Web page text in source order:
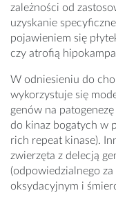
zależności od
uzyskanie
pojawieniem się
czy atrofią
W odniesieniu do
wykorzystuje się
genów na
do kinaz bogatych w
rich repeat kinase).
zwierzęta z delecją
(odpowiedzialnego
oksydacyjnym i